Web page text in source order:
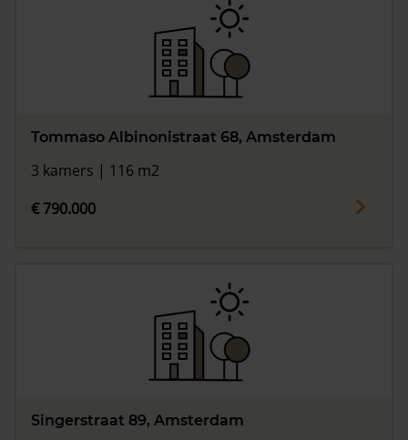
Tommaso Albinonistraat 68, Amsterdam
3 kamers | 116 m2
€ 790.000
Singerstraat 89, Amsterdam